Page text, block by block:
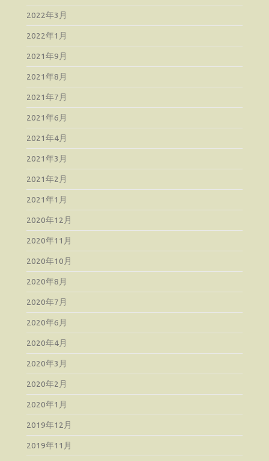
2022年3月
2022年1月
2021年9月
2021年8月
2021年7月
2021年6月
2021年4月
2021年3月
2021年2月
2021年1月
2020年12月
2020年11月
2020年10月
2020年8月
2020年7月
2020年6月
2020年4月
2020年3月
2020年2月
2020年1月
2019年12月
2019年11月